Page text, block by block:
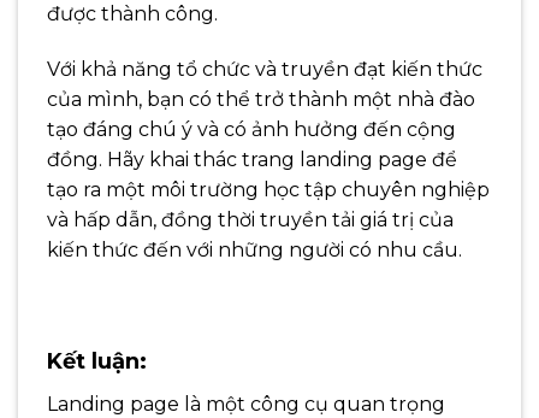
được thành công.
Với khả năng tổ chức và truyền đạt kiến thức
của mình, bạn có thể trở thành một nhà đào
tạo đáng chú ý và có ảnh hưởng đến cộng
đồng. Hãy khai thác trang landing page để
tạo ra một môi trường học tập chuyên nghiệp
và hấp dẫn, đồng thời truyền tải giá trị của
kiến thức đến với những người có nhu cầu.
Kết luận:
Landing page là một công cụ quan trọng